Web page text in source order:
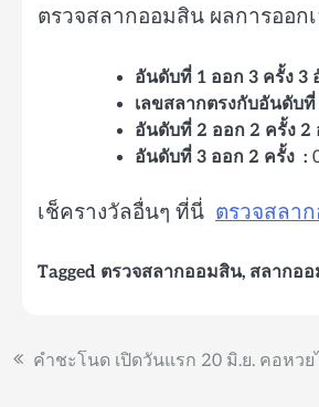
ตรวจสลากออมสิน ผลการออ
อันดับที่ 1 ออก 3 ครั้ง 3
เลขสลากตรงกับอันดับ
อันดับที่ 2 ออก 2 ครั้ง 2
อันดับที่ 3 ออก 2 ครั้ง :
เช็ครางวัลอื่นๆ ที่นี่ ตรวจสลา
Tagged ตรวจสลากออมสิน, สลากอ
แนะแนว
คำชะโนด เปิดวันแรก 20 มิ.ย. คอหวย